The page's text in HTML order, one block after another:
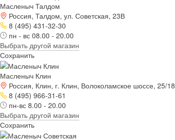
Масленыч Талдом
Россия, Талдом, ул. Советская, 23В
8 (495) 431-32-30
пн - вс 08.00 - 20.00
Выбрать другой магазин
Сохранить
Масленыч Клин
Россия, Клин, г. Клин, Волоколамское шоссе, 25/18
8 (495) 966-31-61
пн-вс 8.00 - 20.00
Выбрать другой магазин
Сохранить